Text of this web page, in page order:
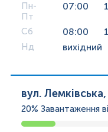
Пн-
Пт
07:00
Сб 08:00
Нд вихідний
вул.
20% Завантаження